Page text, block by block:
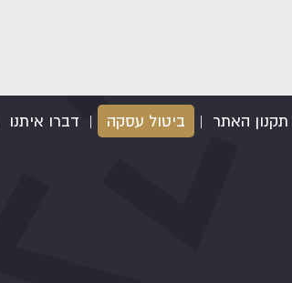
תקנון האתר | ביטול עסקה | דברו איתנו